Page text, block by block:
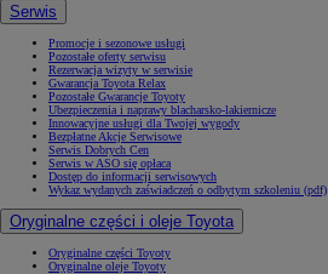
Serwis
Promocje i sezonowe usługi
Pozostałe oferty serwisu
Rezerwacja wizyty w serwisie
Gwarancja Toyota Relax
Pozostałe Gwarancje Toyoty
Ubezpieczenia i naprawy blacharsko-lakiernicze
Innowacyjne usługi dla Twojej wygody
Bezpłatne Akcje Serwisowe
Serwis Dobrych Cen
Serwis w ASO się opłaca
Dostęp do informacji serwisowych
Wykaz wydanych zaświadczeń o odbytym szkoleniu (pdf)
Oryginalne części i oleje Toyota
Oryginalne części Toyoty
Oryginalne oleje Toyoty